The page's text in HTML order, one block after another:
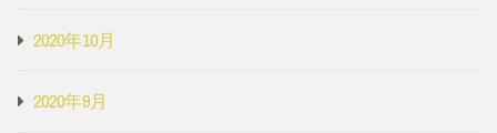
2020年10月
2020年9月